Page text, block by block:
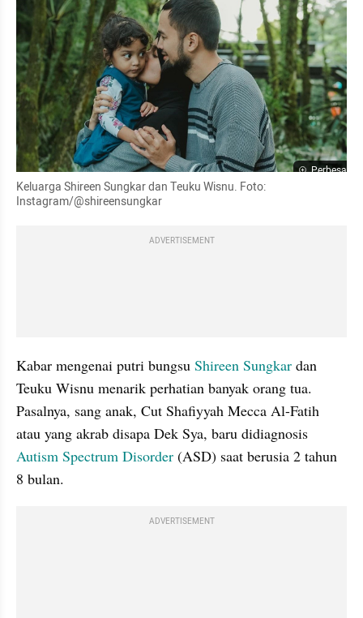
Perbesar
Keluarga Shireen Sungkar dan Teuku Wisnu. Foto:
Instagram/@shireensungkar
ADVERTISEMENT
Kabar mengenai putri bungsu Shireen Sungkar dan
Teuku Wisnu menarik perhatian banyak orang tua.
Pasalnya, sang anak, Cut Shafiyyah Mecca Al-Fatih
Autism Spectrum Disorder (ASD) saat berusia 2 tahun
8 bulan.
ADVERTISEMENT